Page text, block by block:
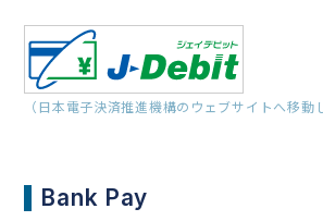
（日本電子決済推進機構のウェブサイトへ移動
Bank Pay